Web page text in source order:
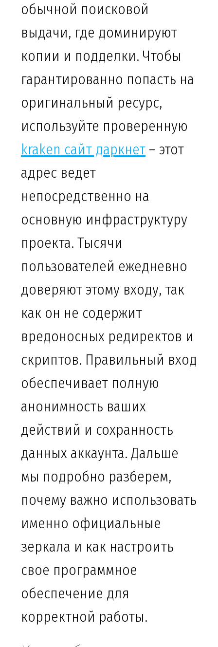
обычной поисковой
выдачи, где доминируют
копии и подделки. Чтобы
гарантированно попасть на
оригинальный ресурс,
используйте проверенную
kraken сайт даркнет – этот
адрес ведет
непосредственно на
основную инфраструктуру
проекта. Тысячи
пользователей ежедневно
доверяют этому входу, так
как он не содержит
вредоносных редиректов и
скриптов. Правильный вход
обеспечивает полную
анонимность ваших
действий и сохранность
данных аккаунта. Дальше
мы подробно разберем,
почему важно использовать
именно официальные
зеркала и как настроить
свое программное
обеспечение для
корректной работы.